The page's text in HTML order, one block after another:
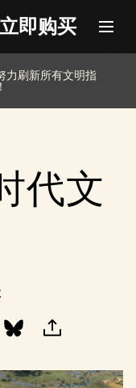
立即购买
力刷新所有文明指
代文